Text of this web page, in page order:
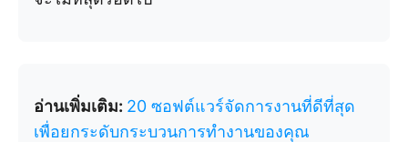
อ่านเพิ่มเติม: 20 ซอฟต์แวร์จัดการงานที่ดีที่สุด
เพื่อยกระดับกระบวนการทำงานของคุณ